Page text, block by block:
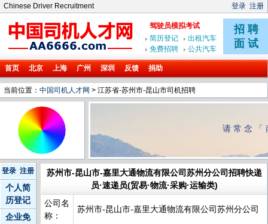
Chinese Driver Recruitment 登录 注册
首页 北京 上海 广州 深圳 反馈 捐助
当前位置： 中国司机人才网 > 江苏省-苏州市-昆山市司机招聘
请常念
登录 注册
个人简
历登记
企业免
苏州市-昆山市-嘉里大通物流有限公司苏州分公司招聘快递
员·速递员(贸易·物流·采购·运输类)
公司名
称：
苏州市-昆山市-嘉里大通物流有限公司苏州分公司